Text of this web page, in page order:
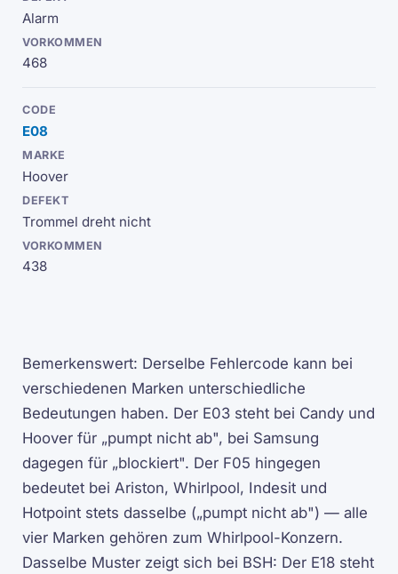
Alarm
468
E08
Hoover
Trommel dreht nicht
438
Bemerkenswert: Derselbe Fehlercode kann bei
verschiedenen Marken unterschiedliche
Bedeutungen haben. Der E03 steht bei Candy und
Hoover für „pumpt nicht ab", bei Samsung
dagegen für „blockiert". Der F05 hingegen
bedeutet bei Ariston, Whirlpool, Indesit und
Hotpoint stets dasselbe („pumpt nicht ab") — alle
vier Marken gehören zum Whirlpool-Konzern.
Dasselbe Muster zeigt sich bei BSH: Der E18 steht